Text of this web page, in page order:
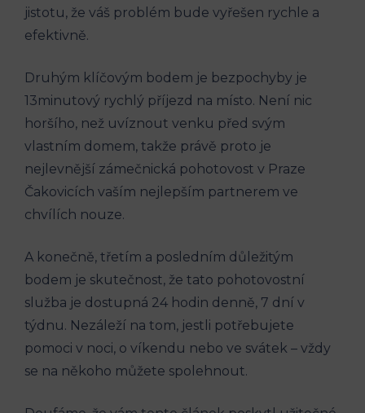
jistotu, že váš problém bude vyřešen rychle a
efektivně.
Druhým klíčovým bodem je bezpochyby je
13minutový rychlý příjezd na místo. Není nic
horšího, než uvíznout venku před svým
vlastním domem, takže právě proto je
nejlevnější zámečnická pohotovost v Praze
Čakovicích vaším nejlepším partnerem ve
chvílích nouze.
A konečně, třetím a posledním důležitým
bodem je skutečnost, že tato pohotovostní
služba je dostupná 24 hodin denně, 7 dní v
týdnu. Nezáleží na tom, jestli potřebujete
pomoci v noci, o víkendu nebo ve svátek – vždy
se na někoho můžete spolehnout.